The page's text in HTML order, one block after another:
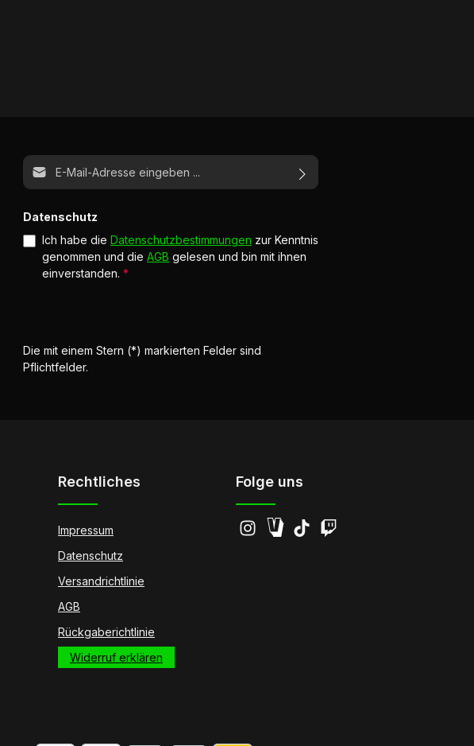
E-Mail-Adresse*
Datenschutz
Ich habe die Datenschutzbestimmungen zur Kenntnis
genommen und dieAGB gelesen und bin mit ihnen
einverstanden.*
Die mit einem Stern (*) markierten Felder sind
Pflichtfelder.
Rechtliches
Impressum
Datenschutz
Versandrichtlinie
AGB
Rückgaberichtlinie
Widerruf erklären
Folge uns